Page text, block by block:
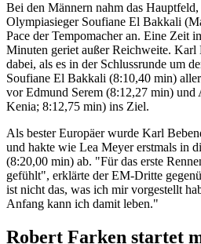
Bei den Männern nahm das
Olympiasieger Soufiane El Bakkali
Pace der Tempomacher an. Eine Zeit
Minuten geriet außer Reichweite.
dabei, als es in der Schlussrunde um
Soufiane El Bakkali (8:10,40 min)
vor Edmund Serem (8:12,27 min)
Kenia; 8:12,75 min) ins Ziel.
Als bester Europäer wurde Karl
und hakte wie Lea Meyer erstmals in
(8:20,00 min) ab. "Für das erste
gefühlt", erklärte der EM-Dritte
ist nicht das, was ich mir vorgestellt
Anfang kann ich damit leben."
Robert Farken startet